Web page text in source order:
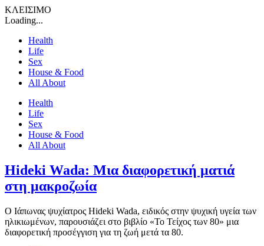
ΚΛΕΙΣΙΜΟ
Loading...
Health
Life
Sex
House & Food
All About
Health
Life
Sex
House & Food
All About
Hideki Wada: Μια διαφορετική ματιά
στη μακροζωία
Ο Ιάπωνας ψυχίατρος Hideki Wada, ειδικός στην ψυχική υγεία των
ηλικιωμένων, παρουσιάζει στο βιβλίο «Το Τείχος των 80» μια
διαφορετική προσέγγιση για τη ζωή μετά τα 80.